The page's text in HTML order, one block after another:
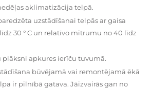
aklimatizācija telpā.
uzstādīšanai telpās ar gaisa
30 ° C un relatīvo mitrumu no 40 līdz
apkures ierīču tuvumā.
būvējamā vai remontējamā ēkā
ir pilnībā gatava. Jāizvairās gan no